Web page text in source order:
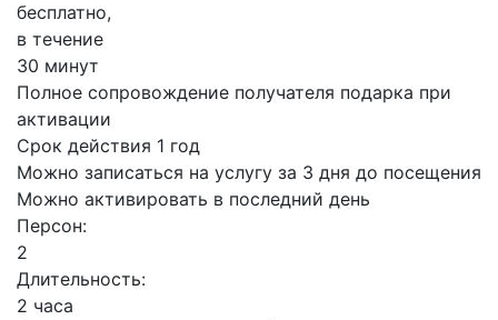
бесплатно,
в течение
30 минут
Полное сопровождение получателя подарка при
активации
Срок действия 1 год
Можно записаться на услугу за 3 дня до посещения
Можно активировать в последний день
Персон:
2
Длительность:
2 часа